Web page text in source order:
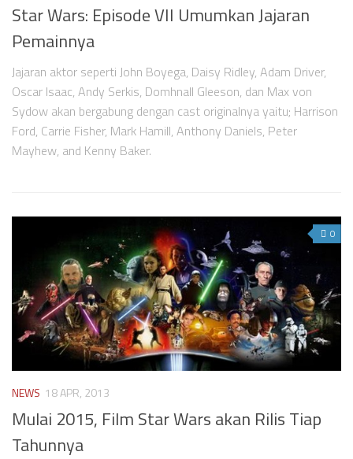
Star Wars: Episode VII Umumkan Jajaran
Pemainnya
Jajaran aktor seperti John Boyega, Daisy Ridley, Adam Driver,
Oscar Isaac, Andy Serkis, Domhnall Gleeson, dan Max von
Sydow akan bergabung dengan cast originalnya yaitu; Harrison
Ford, Carrie Fisher, Mark Hamill, Anthony Daniels, Peter
Mayhew, and Kenny Baker.
0
NEWS 18 APR, 2013
Mulai 2015, Film Star Wars akan Rilis Tiap
Tahunnya